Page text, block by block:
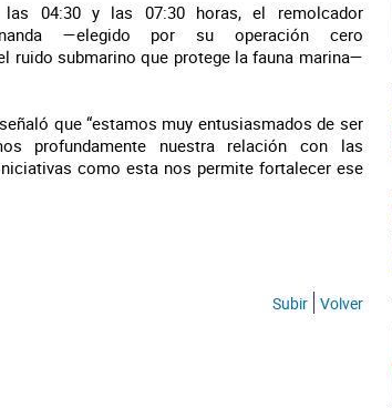
las 04:30 y las 07:30 horas, el remolcador
—elegido por su operación cero
ruido submarino que protege la fauna marina—
que “estamos muy entusiasmados de ser
profundamente nuestra relación con las
como esta nos permite fortalecer ese
Subir Volver